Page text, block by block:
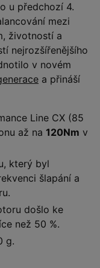
u předchozí 4.
mezi
životností a
nejrozšířenějšího
v novém
a přináší
Line CX (85
až na 120Nm v
který byl
šlapání a
došlo ke
než 50 %.
g.